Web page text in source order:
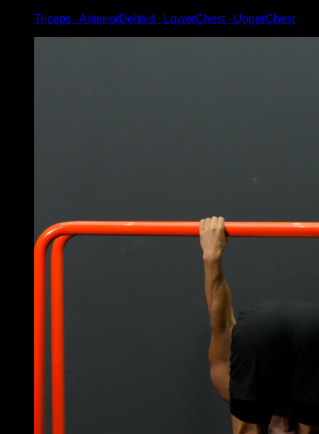
Triceps ∙ AnteriorDeltoid ∙ LowerChest ∙ UpperChest